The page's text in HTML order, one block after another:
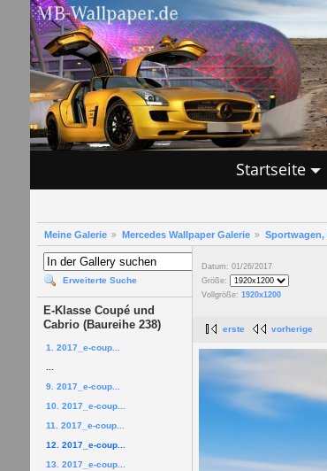
Startseite
Meine Galerie Mercedes Wallpaper Galerie Sportwagen,
Erweiterte Suche
E-Klasse Coupé und
Cabrio (Baureihe 238)
1. 2017_e-coup...
9. 2017_e-coup...
10. 2017_e-coup...
11. 2017_e-coup...
12. 2017_e-coup...
13. 2017_e-coup...
Datum: 01/26/2017
Größe:
Vollgröße: 1920x1200
erste vorherige